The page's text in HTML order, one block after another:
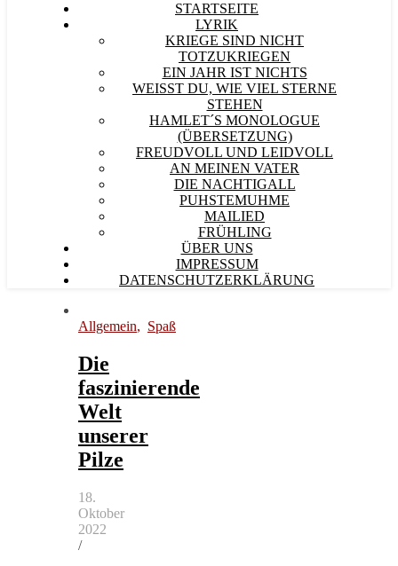
STARTSEITE
LYRIK
KRIEGE SIND NICHT
TOTZUKRIEGEN
EIN JAHR IST NICHTS
WEISST DU, WIE VIEL STERNE S
TEHEN
HAMLET´S MONOLOGUE
(ÜBERSETZUNG)
FREUDVOLL UND LEIDVOLL
AN MEINEN VATER
DIE NACHTIGALL
PUHSTEMUHME
MAILIED
FRÜHLING
ÜBER UNS
IMPRESSUM
DATENSCHUTZERKLÄRUNG
Allgemein, Spaß
Die
faszinierende
Welt
unserer
Pilze
18.
Oktober
2022
/